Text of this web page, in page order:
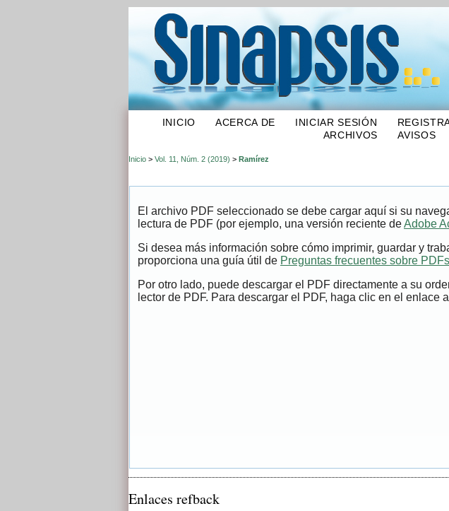
INICIO ACERCA DE INICIAR SESIÓN
ARCHIVOS
AVISOS
Inicio > Vol. 11, Núm. 2 (2019) > Ramírez
El archivo PDF seleccionado se debe cargar aquí si su
lectura de PDF (por ejemplo, una versión reciente deAdobe
Si desea más información sobre cómo imprimir, guardar y
proporciona una guía útil de Preguntas frecuentes sobre PDFs
Por otro lado, puede descargar el PDF directamente a su
lector de PDF. Para descargar el PDF, haga clic en el enlace
Enlaces refback